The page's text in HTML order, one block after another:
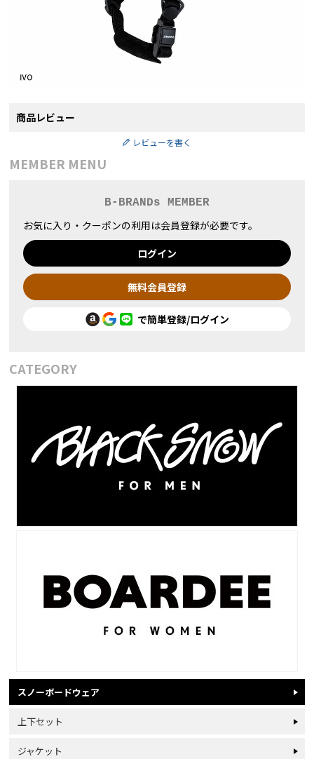
商品レビュー
レビューを書く
MEMBER MENU
B-BRANDs MEMBER
お気に入り・クーポンの利用は会員登録が必要です。
ログイン
無料会員登録
で簡単登録/ログイン
CATEGORY
スノーボードウェア
上下セット
ジャケット